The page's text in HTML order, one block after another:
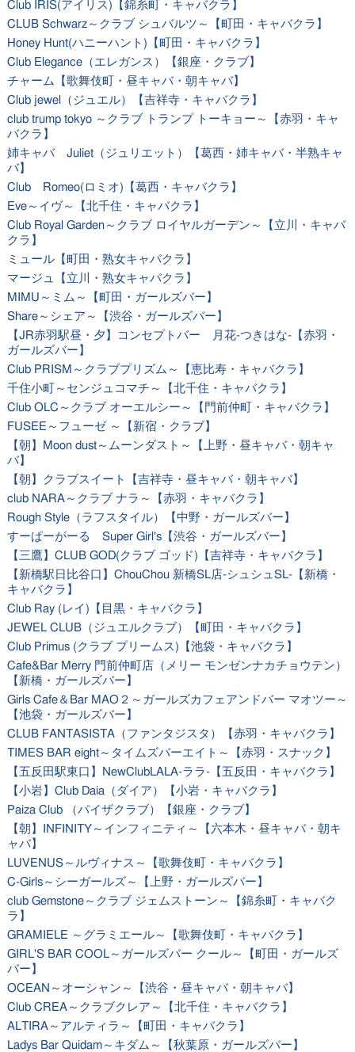
Club IRIS(アイリス)【錦糸町・キャバクラ】
CLUB Schwarz～クラブ シュバルツ～【町田・キャバクラ】
Honey Hunt(ハニーハント)【町田・キャバクラ】
Club Elegance（エレガンス）【銀座・クラブ】
チャーム【歌舞伎町・昼キャバ・朝キャバ】
Club jewel（ジュエル）【吉祥寺・キャバクラ】
club trump tokyo ～クラブ トランプ トーキョー～【赤羽・キャ
バクラ】
姉キャバ Juliet（ジュリエット）【葛西・姉キャバ・半熟キャ
バ】
Club Romeo(ロミオ)【葛西・キャバクラ】
Eve～イヴ～【北千住・キャバクラ】
Club Royal Garden～クラブ ロイヤルガーデン～【立川・キャバ
クラ】
ミュール【町田・熟女キャバクラ】
マージュ【立川・熟女キャバクラ】
MIMU～ミム～【町田・ガールズバー】
Share～シェア～【渋谷・ガールズバー】
【JR赤羽駅昼・夕】コンセプトバー 月花-つきはな-【赤羽・
ガールズバー】
Club PRISM～クラブプリズム～【恵比寿・キャバクラ】
千住小町～センジュコマチ～【北千住・キャバクラ】
Club OLC～クラブ オーエルシー～【門前仲町・キャバクラ】
FUSEE～フューゼ ～【新宿・クラブ】
【朝】Moon dust～ムーンダスト～【上野・昼キャバ・朝キャ
バ】
【朝】クラブスイート【吉祥寺・昼キャバ・朝キャバ】
club NARA～クラブ ナラ～【赤羽・キャバクラ】
Rough Style（ラフスタイル）【中野・ガールズバー】
すーぱーがーる Super Girl's【渋谷・ガールズバー】
【三鷹】CLUB GOD(クラブ ゴッド)【吉祥寺・キャバクラ】
【新橋駅日比谷口】ChouChou 新橋SL店-シュシュSL-【新橋・
キャバクラ】
Club Ray (レイ)【目黒・キャバクラ】
JEWEL CLUB（ジュエルクラブ）【町田・キャバクラ】
Club Primus (クラブ プリームス)【池袋・キャバクラ】
Cafe&Bar Merry 門前仲町店（メリー モンゼンナカチョウテン）
【新橋・ガールズバー】
Girls Cafe＆Bar MAO２～ガールズカフェアンドバー マオツー～
【池袋・ガールズバー】
CLUB FANTASISTA（ファンタジスタ）【赤羽・キャバクラ】
TIMES BAR eight～タイムズバーエイト～【赤羽・スナック】
【五反田駅東口】NewClubLALA-ララ-【五反田・キャバクラ】
【小岩】Club Daia（ダイア）【小岩・キャバクラ】
Paiza Club （パイザクラブ）【銀座・クラブ】
【朝】INFINITY～インフィニティ～【六本木・昼キャバ・朝キ
ャバ】
LUVENUS～ルヴィナス～【歌舞伎町・キャバクラ】
C-Girls～シーガールズ～【上野・ガールズバー】
club Gemstone～クラブ ジェムストーン～【錦糸町・キャバク
ラ】
GRAMIELE ～グラミエール～【歌舞伎町・キャバクラ】
GIRL'S BAR COOL～ガールズバー クール～【町田・ガールズ
バー】
OCEAN～オーシャン～【渋谷・昼キャバ・朝キャバ】
Club CREA～クラブクレア～【北千住・キャバクラ】
ALTIRA～アルティラ～【町田・キャバクラ】
Ladys Bar Quidam～キダム～【秋葉原・ガールズバー】